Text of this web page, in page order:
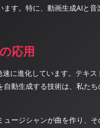
す。特に、動画生成AIと
応用
に進化しています。テキ
動生成する技術は、私た
ージシャンが曲を作り、